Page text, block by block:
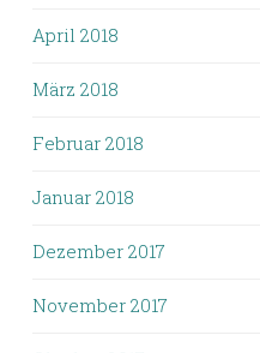
April 2018
März 2018
Februar 2018
Januar 2018
Dezember 2017
November 2017